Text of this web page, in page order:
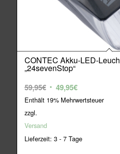
CONTEC Akku-LED-
„24sevenStop“
59,95€ Ursprünglicher
Preis
49,95€Aktueller
Preis
Enthält 19% Mehrwertsteuer
zzgl.
Versand
Lieferzeit: 3 - 7 Tage